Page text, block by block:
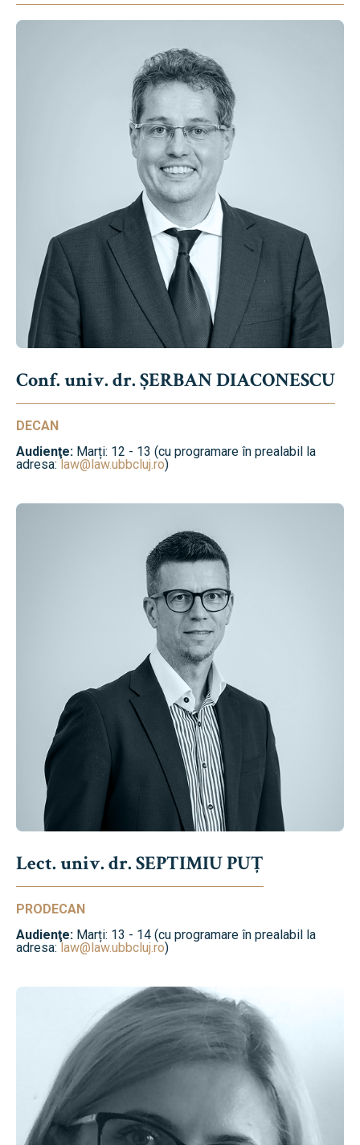
Conf. univ. dr. ȘERBAN DIACONESCU
DECAN
Audienţe: Marți: 12 - 13 (cu programare în prealabil la
adresa:law@law.ubbcluj.ro)
Lect. univ. dr. SEPTIMIU PUȚ
PRODECAN
Audienţe: Marți: 13 - 14 (cu programare în prealabil la
adresa:law@law.ubbcluj.ro)